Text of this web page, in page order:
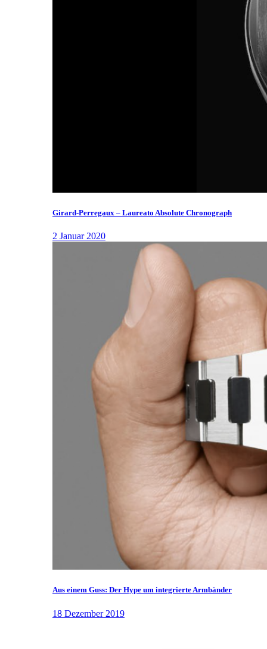
Girard-Perregaux – Laureato Absolute Chronograph
2 Januar 2020
Aus einem Guss: Der Hype um integrierte Armbänder
18 Dezember 2019